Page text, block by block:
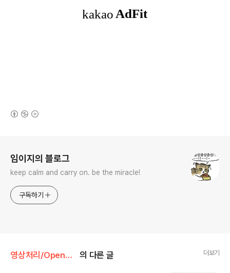
임이지의 블로그
keep calm and carry on. be the miracle!
구독하기
영상처리/OpenCV 실습 의 다른 글 더보기